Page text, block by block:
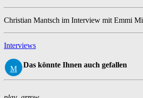
Christian Mantsch im Interview mit Emmi
Interviews
Das könnte Ihnen auch gefallen